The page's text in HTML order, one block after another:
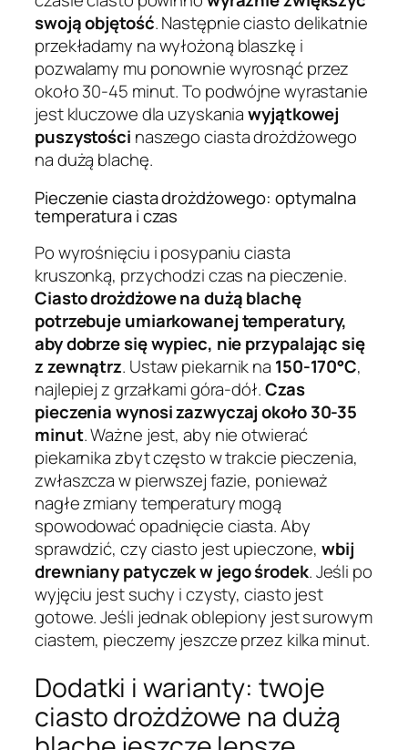
swoją objętość. Następnie ciasto delikatnie
przekładamy na wyłożoną blaszkę i
pozwalamy mu ponownie wyrosnąć przez
około 30-45 minut. To podwójne wyrastanie
jest kluczowe dla uzyskaniawyjątkowej
puszystości naszego ciasta drożdżowego
na dużą blachę.
Pieczenie ciasta drożdżowego: optymalna
temperatura i czas
Po wyrośnięciu i posypaniu ciasta
kruszonką, przychodzi czas na pieczenie.
Ciasto drożdżowe na dużą blachę
potrzebuje umiarkowanej temperatury,
aby dobrze się wypiec, nie przypalając się
z zewnątrz. Ustaw piekarnik na 150-170°C,
najlepiej z grzałkami góra-dół.Czas
pieczenia wynosi zazwyczaj około 30-35
minut. Ważne jest, aby nie otwierać
piekarnika zbyt często w trakcie pieczenia,
zwłaszcza w pierwszej fazie, ponieważ
nagłe zmiany temperatury mogą
spowodować opadnięcie ciasta. Aby
sprawdzić, czy ciasto jest upieczone,wbij
drewniany patyczek w jego środek. Jeśli po
wyjęciu jest suchy i czysty, ciasto jest
gotowe. Jeśli jednak oblepiony jest surowym
ciastem, pieczemy jeszcze przez kilka minut.
Dodatki i warianty: twoje
ciasto drożdżowe na dużą